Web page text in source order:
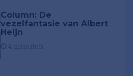
Column: De
vezelfantasie van Albert
Heijn